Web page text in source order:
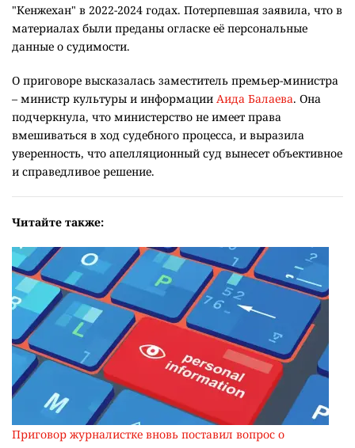
"Кенжехан" в 2022-2024 годах. Потерпевшая заявила, что в
материалах были преданы огласке её персональные
данные о судимости.
О приговоре высказалась заместитель премьер-министра
– министр культуры и информации Аида Балаева. Она
подчеркнула, что министерство не имеет права
вмешиваться в ход судебного процесса, и выразила
уверенность, что апелляционный суд вынесет объективное
и справедливое решение.
Читайте также:
Приговор журналистке вновь поставил вопрос о